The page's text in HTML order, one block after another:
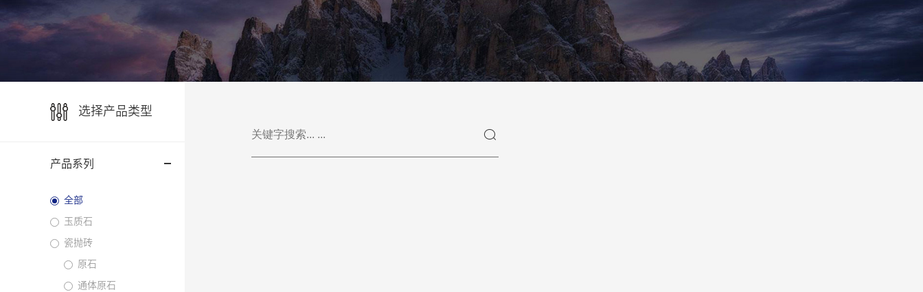
选择产品类型
产品系列
全部
玉质石
瓷抛砖
原石
通体原石